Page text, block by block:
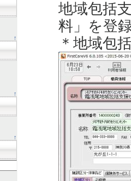
↑
↑
↑
地域包括
料」を登
＊地域包